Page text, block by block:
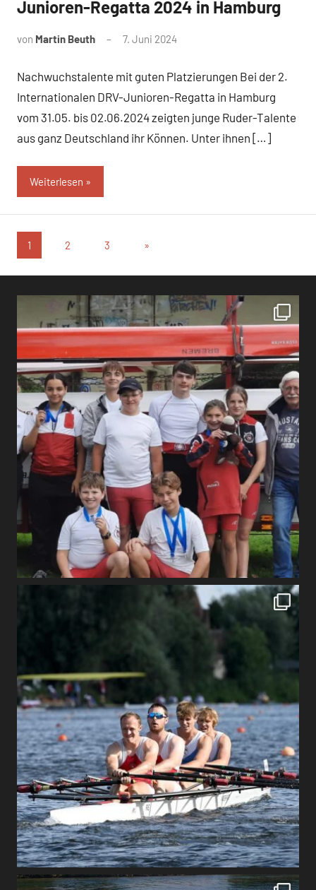
Junioren-Regatta 2024 in Hamburg
von Martin Beuth 7. Juni 2024
Nachwuchstalente mit guten Platzierungen Bei der 2.
Internationalen DRV-Junioren-Regatta in Hamburg
vom 31.05. bis 02.06.2024 zeigten junge Ruder-Talente
aus ganz Deutschland ihr Können. Unter ihnen […]
Weiterlesen
Seitennummerierung
der
Beiträge
1 2 3
Nächste
»